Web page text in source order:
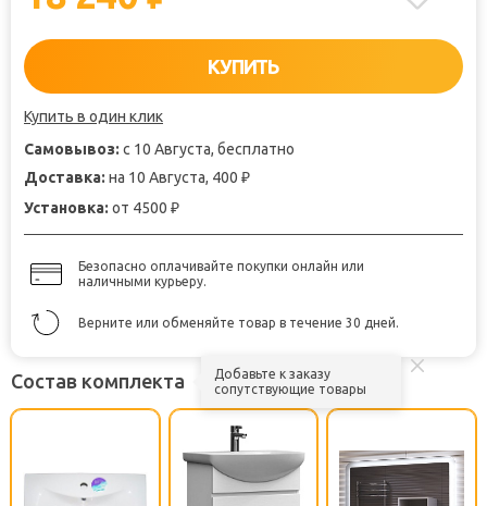
КУПИТЬ
Купить в один клик
Самовывоз: с 10 Августа, бесплатно
Доставка: на 10 Августа, 400 ₽
Установка: от 4500 ₽
Безопасно оплачивайте покупки онлайн или
наличными курьеру.
Верните или обменяйте товар в течение 30 дней.
Состав комплекта
Добавьте к заказу
сопутствующие товары